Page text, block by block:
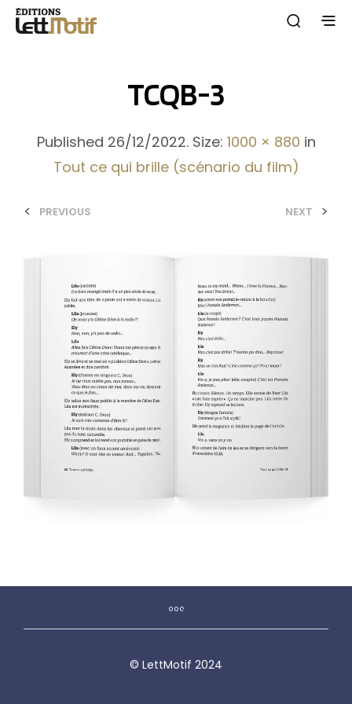
TCQB-3
Published 26/12/2022. Size: 1000 × 880 in
Tout ce qui brille (scénario du film)
< PREVIOUS NEXT >
© LettMotif 2024